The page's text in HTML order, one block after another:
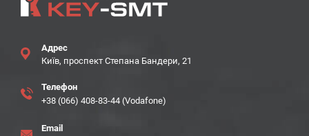
Адрес
Київ, проспект Степана Бандери, 21
Телефон
+38 (066) 408-83-44 (Vodafone)
Email